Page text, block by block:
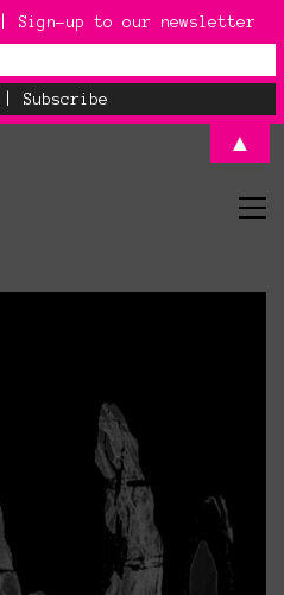
| Sign-up to our newsletter
▲